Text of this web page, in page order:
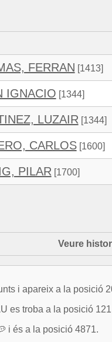
FERRAN [1413]
IGNACIO [1344]
LUZAIR [1344]
CARLOS[1600]
PILAR [1700]
Veure
i apareix a la posició
es troba a la posició
i és a la posició 4871.